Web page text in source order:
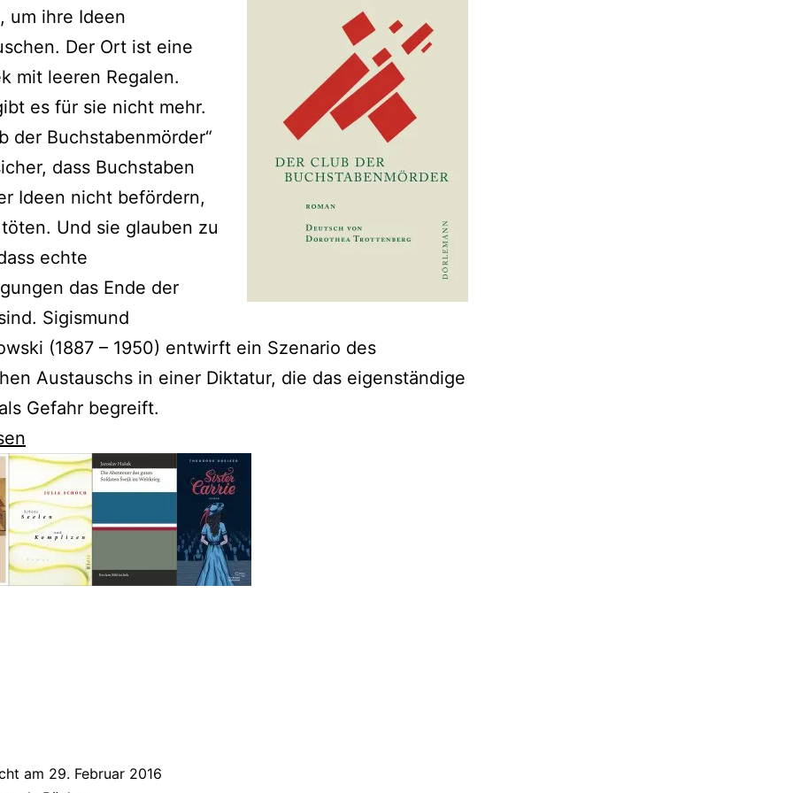
um ihre Ideen
Der Ort ist eine
mit leeren Regalen.
es für sie nicht mehr.
der Buchstabenmörder“
dass Buchstaben
Ideen nicht befördern,
Und sie glauben zu
echte
das Ende der
Sigismund
(1887 – 1950) entwirft ein Szenario des
Austauschs in einer Diktatur, die das eigenständige
Gefahr begreift.
am 29. Februar 2016